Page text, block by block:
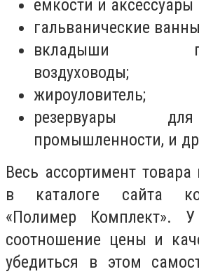
емкости и
гальванические
вкладыши
воздуховоды;
жироуловитель;
резервуары
промышленности, и
Весь ассортимент
в каталоге сайта
«Полимер Комплект».
соотношение цены и
убедиться в этом